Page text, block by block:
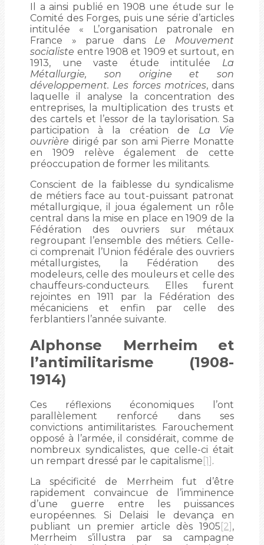
Il a ainsi publié en 1908 une étude sur le
Comité des Forges, puis une série d’articles
intitulée « L’organisation patronale en
France » parue dans Le Mouvement
socialiste entre 1908 et 1909 et surtout, en
1913, une vaste étude intitulée La
Métallurgie, son origine et son
développement. Les forces motrices, dans
laquelle il analyse la concentration des
entreprises, la multiplication des trusts et
des cartels et l’essor de la taylorisation. Sa
participation à la création de La Vie
ouvrière dirigé par son ami Pierre Monatte
en 1909 relève également de cette
préoccupation de former les militants.
Conscient de la faiblesse du syndicalisme
de métiers face au tout-puissant patronat
métallurgique, il joua également un rôle
central dans la mise en place en 1909 de la
Fédération des ouvriers sur métaux
regroupant l’ensemble des métiers. Celle-
ci comprenait l’Union fédérale des ouvriers
métallurgistes, la Fédération des
modeleurs, celle des mouleurs et celle des
chauffeurs-conducteurs. Elles furent
rejointes en 1911 par la Fédération des
mécaniciens et enfin par celle des
ferblantiers l’année suivante.
Alphonse Merrheim et
l’antimilitarisme (1908-
1914)
Ces réflexions économiques l’ont
parallèlement renforcé dans ses
convictions antimilitaristes. Farouchement
opposé à l’armée, il considérait, comme de
nombreux syndicalistes, que celle-ci était
un rempart dressé par le capitalisme [1] .
La spécificité de Merrheim fut d’être
rapidement convaincue de l’imminence
d’une guerre entre les puissances
européennes. Si Delaisi le devança en
publiant un premier article dès 1905 [2] ,
Merrheim s’illustra par sa campagne